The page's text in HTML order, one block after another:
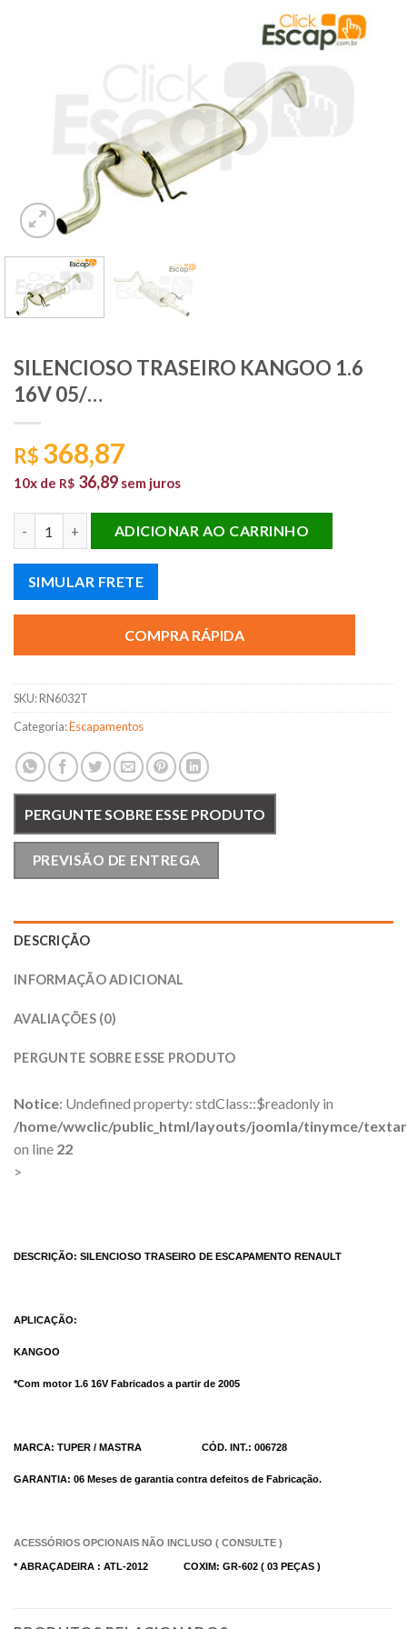
SILENCIOSO TRASEIRO KANGOO 1.6
16V 05/…
R$ 368,87
10x de R$ 36,89 sem juros
ADICIONAR AO CARRINHO
SIMULAR FRETE
COMPRA RÁPIDA
SKU:RN6032T
Categoria:Escapamentos
PERGUNTE SOBRE ESSE PRODUTO
PREVISÃO DE ENTREGA
DESCRIÇÃO
INFORMAÇÃO ADICIONAL
AVALIAÇÕES (0)
PERGUNTE SOBRE ESSE PRODUTO
Notice: Undefined property: stdClass::$readonly in
/home/wwclic/public_html/layouts/joomla/tinymce/
on line 22
>
DESCRIÇÃO: SILENCIOSO TRASEIRO DE ESCAPAMENTO RENAULT
APLICAÇÃO:
KANGOO
*Com motor 1.6 16V Fabricados a partir de 2005
MARCA: TUPER / MASTRA CÓD. INT.: 006728
GARANTIA: 06 Meses de garantia contra defeitos de Fabricação.
ACESSÓRIOS OPCIONAIS NÃO INCLUSO ( CONSULTE )
* ABRAÇADEIRA : ATL-2012 COXIM: GR-602 ( 03 PEÇAS )